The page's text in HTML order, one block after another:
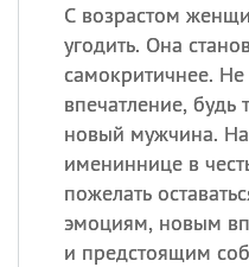
С возрастом
угодить. Она
самокритичнее. Не
впечатление, будь
новый мужчина.
имениннице в
пожелать
эмоциям, новым
и предстоящим